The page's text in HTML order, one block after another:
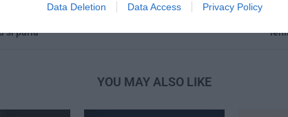
Data Deletion Data Access Privacy Policy
si parla
YOU MAY ALSO LIKE